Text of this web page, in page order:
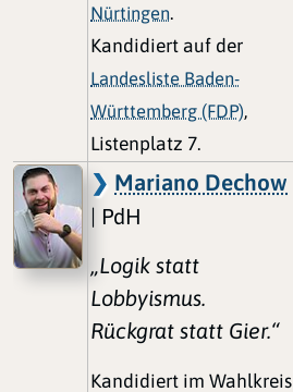
Nürtingen.
Kandidiert auf der
Landesliste Baden-
Württemberg (FDP),
Listenplatz 7.
Mariano Dechow
| PdH
„Logik statt
Lobbyismus.
Rückgrat statt Gier.“
Kandidiert im Wahlkreis